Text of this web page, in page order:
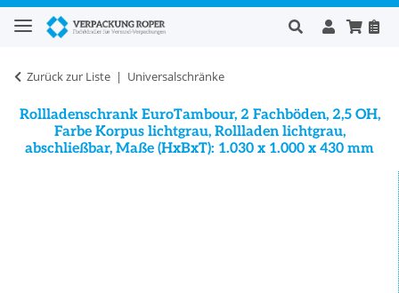
Zurück zur Liste Universalschränke
Rollladenschrank EuroTambour, 2 Fachböden, 2,5 OH,
Farbe Korpus lichtgrau, Rollladen lichtgrau,
abschließbar, Maße (HxBxT): 1.030 x 1.000 x 430 mm